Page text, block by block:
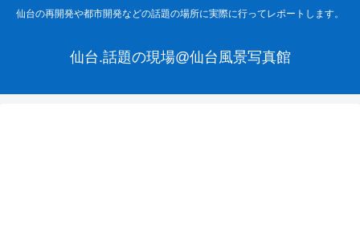
仙台の再開発や都市開発などの話題の場所に実際に行ってレポートします。
仙台.話題の現場@仙台風景写真館